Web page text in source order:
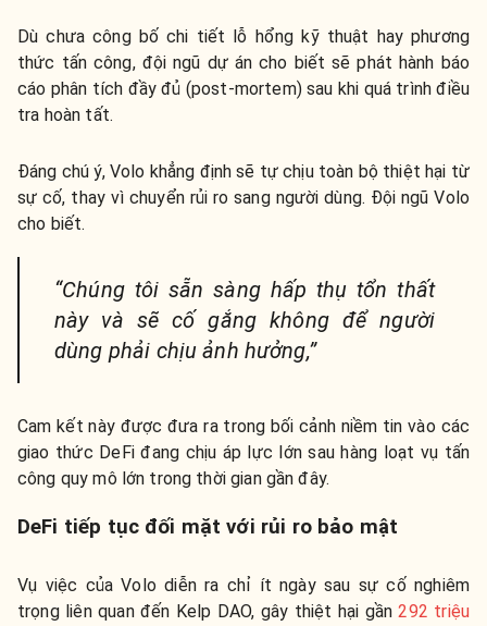
Dù chưa công bố chi tiết lỗ hổng kỹ thuật hay phương
thức tấn công, đội ngũ dự án cho biết sẽ phát hành báo
cáo phân tích đầy đủ (post-mortem) sau khi quá trình điều
tra hoàn tất.
Đáng chú ý, Volo khẳng định sẽ tự chịu toàn bộ thiệt hại từ
sự cố, thay vì chuyển rủi ro sang người dùng. Đội ngũ Volo
cho biết.
“Chúng tôi sẵn sàng hấp thụ tổn thất
này và sẽ cố gắng không để người
dùng phải chịu ảnh hưởng,”
Cam kết này được đưa ra trong bối cảnh niềm tin vào các
giao thức DeFi đang chịu áp lực lớn sau hàng loạt vụ tấn
công quy mô lớn trong thời gian gần đây.
DeFi tiếp tục đối mặt với rủi ro bảo mật
Vụ việc của Volo diễn ra chỉ ít ngày sau sự cố nghiêm
trọng liên quan đến Kelp DAO, gây thiệt hại gần292 triệu